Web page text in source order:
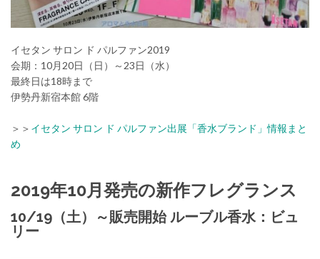
イセタン サロン ド パルファン2019
会期：10月20日（日）～23日（水）
最終日は18時まで
伊勢丹新宿本館 6階
＞＞ イセタン サロン ド パルファン出展「香水ブランド」情報まと
め
2019年10月発売の新作フレグランス
10/19（土）～販売開始 ルーブル香水：ビュ
リー